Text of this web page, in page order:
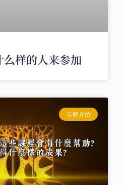
样的人来参加
学院介绍